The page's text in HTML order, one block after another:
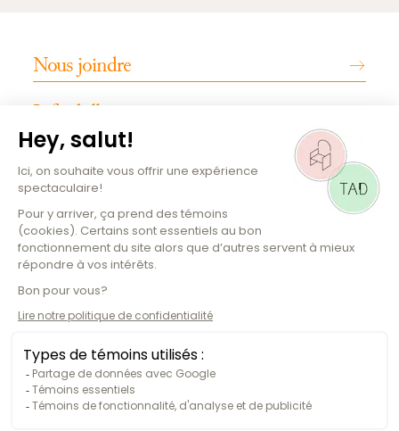
Nous joindre
Infos billetterie
INFOS PRATIQUES
Emplois
Magazine culturel
Plan de la salle
Comment s'y rendre